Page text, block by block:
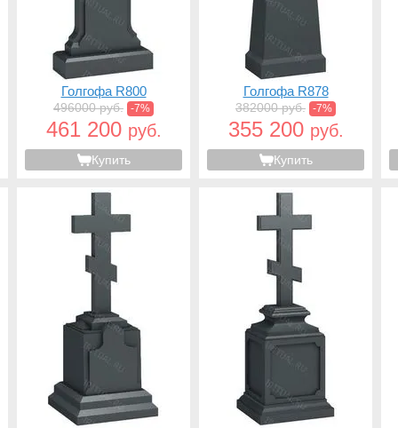
Голгофа R800
496000 руб. -7%
461 200 руб.
Купить
Голгофа R878
382000 руб. -7%
355 200 руб.
Купить